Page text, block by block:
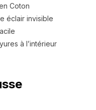
Coton
éclair invisible
à l’intérieur